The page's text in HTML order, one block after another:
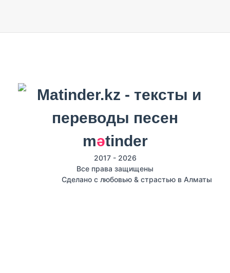
mәtinder
2017 - 2026
Все права защищены
Сделано с любовью & страстью в Алматы